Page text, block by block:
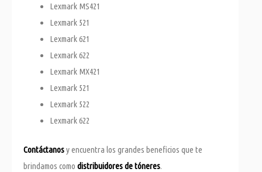
Lexmark MS421
Lexmark 521
Lexmark 621
Lexmark 622
Lexmark MX421
Lexmark 521
Lexmark 522
Lexmark 622
Contáctanosy encuentra los grandes beneficios que te
brindamos como distribuidores de tóneres.